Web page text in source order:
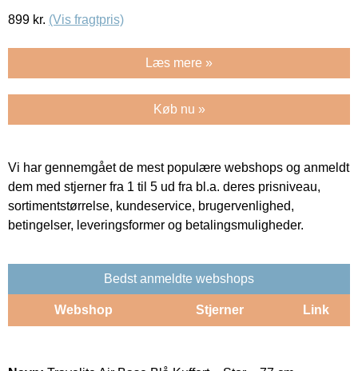
899 kr. (Vis fragtpris)
Læs mere »
Køb nu »
Vi har gennemgået de mest populære webshops og anmeldt
dem med stjerner fra 1 til 5 ud fra bl.a. deres prisniveau,
sortimentstørrelse, kundeservice, brugervenlighed,
betingelser, leveringsformer og betalingsmuligheder.
Bedst anmeldte webshops
Webshop Stjerner Link